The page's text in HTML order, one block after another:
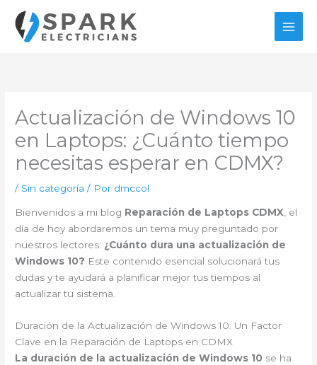
contenido
Actualización de Windows 10
en Laptops: ¿Cuánto tiempo
necesitas esperar en CDMX?
/ Sin categoría / Por dmccol
Bienvenidos a mi blog Reparación de Laptops CDMX, el
día de hoy abordaremos un tema muy preguntado por
nuestros lectores: ¿Cuánto dura una actualización de
Windows 10? Este contenido esencial solucionará tus
dudas y te ayudará a planificar mejor tus tiempos al
actualizar tu sistema.
Duración de la Actualización de Windows 10: Un Factor
Clave en la Reparación de Laptops en CDMX
La duración de la actualización de Windows 10 se ha